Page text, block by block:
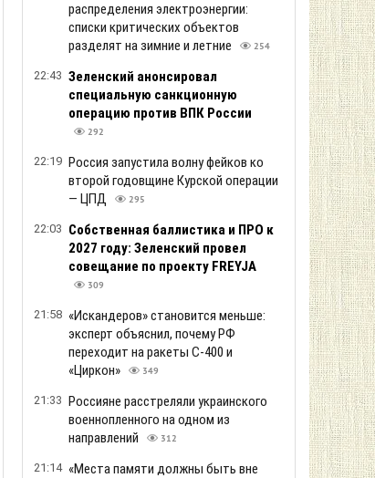
распределения электроэнергии:
списки критических объектов
разделят на зимние и летние
254
22:43 Зеленский анонсировал
специальную санкционную
операцию против ВПК России
292
22:19 Россия запустила волну фейков ко
второй годовщине Курской операции
— ЦПД
295
22:03 Собственная баллистика и ПРО к
2027 году: Зеленский провел
совещание по проекту FREYJA
309
21:58 «Искандеров» становится меньше:
эксперт объяснил, почему РФ
переходит на ракеты С-400 и
«Циркон»
349
21:33 Россияне расстреляли украинского
военнопленного на одном из
направлений
312
21:14 «Места памяти должны быть вне